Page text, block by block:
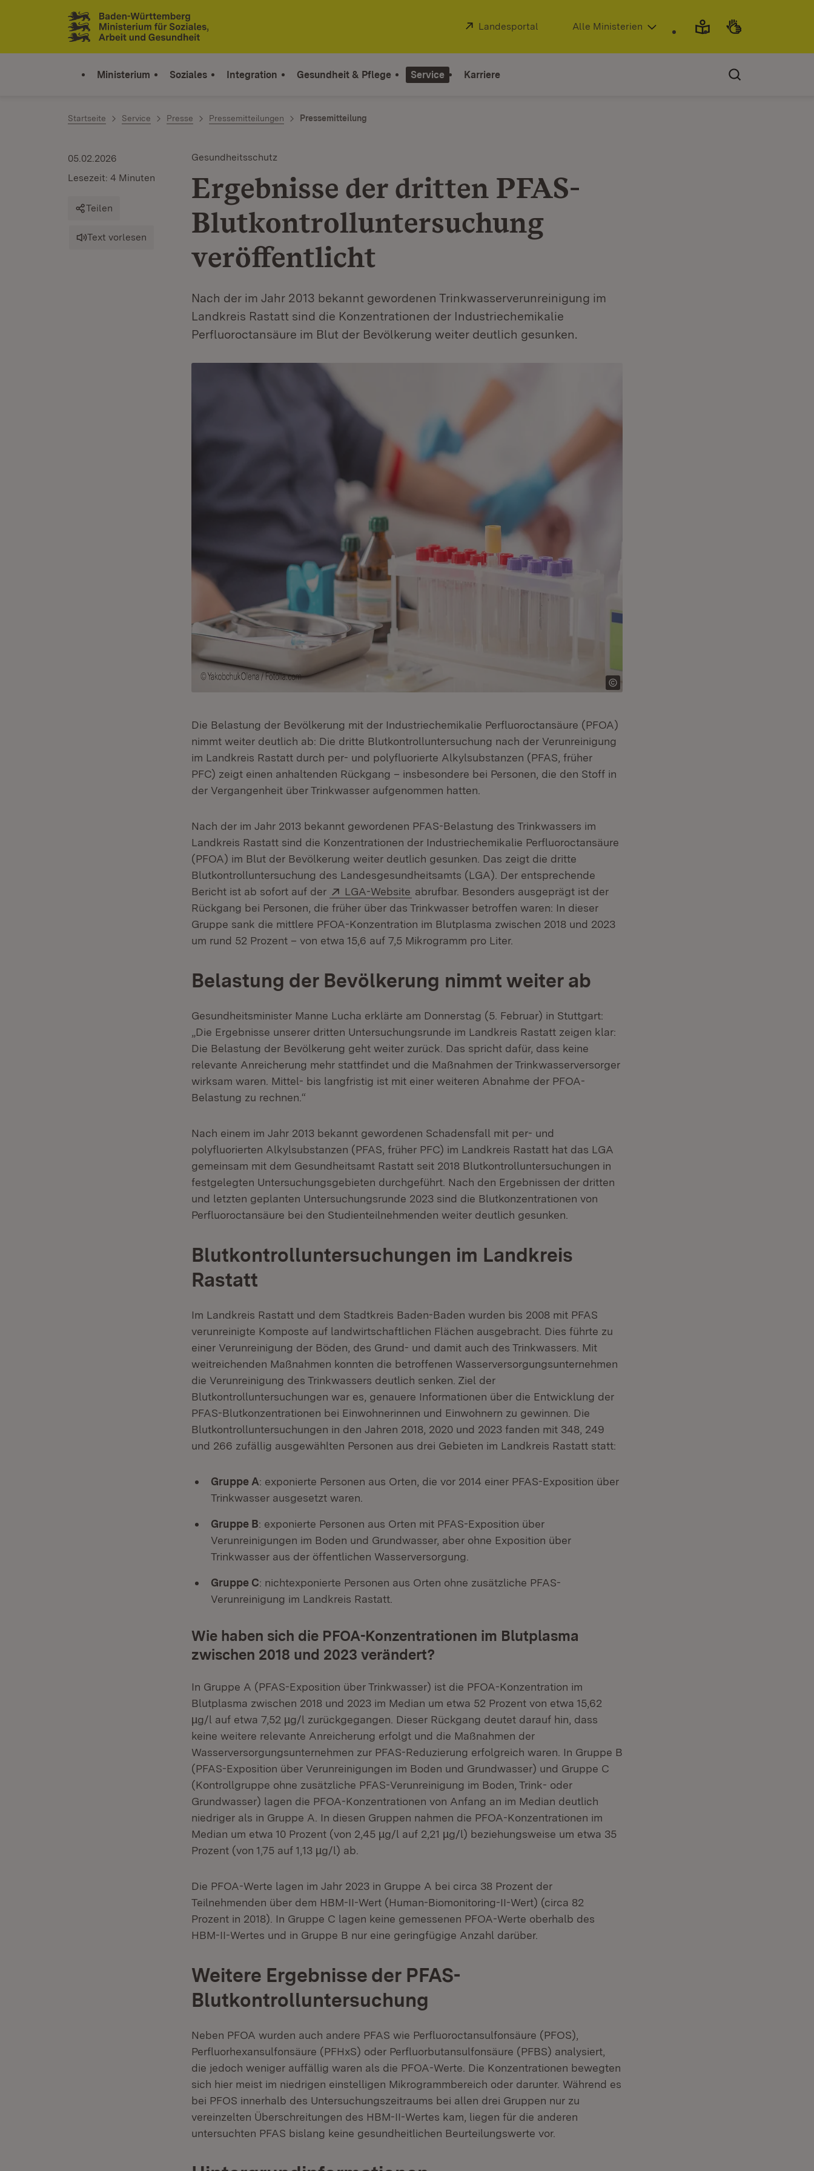
Zum Inhalt springen
Link zur Startseite
Extern:
Landesportal (Öffnet in neuem Fenster)
Alle Ministerien
Ministerium Soziales Integration Gesundheit & Pflege Service Karriere
Startseite Service Presse Pressemitteilungen Pressemitteilung
Gesundheitsschutz
Ergebnisse der dritten PFAS-
Blutkontrolluntersuchung
veröffentlicht
Nach der im Jahr 2013 bekannt gewordenen Trinkwasserverunreinigung im
Landkreis Rastatt sind die Konzentrationen der Industriechemikalie
Perfluoroctansäure im Blut der Bevölkerung weiter deutlich gesunken.
05.02.2026
Lesezeit: 4 Minuten
Teilen
Text vorlesen
Die Belastung der Bevölkerung mit der Industriechemikalie Perfluoroctansäure (PFOA)
nimmt weiter deutlich ab: Die dritte Blutkontrolluntersuchung nach der Verunreinigung
im Landkreis Rastatt durch per- und polyfluorierte Alkylsubstanzen (PFAS, früher
PFC) zeigt einen anhaltenden Rückgang – insbesondere bei Personen, die den Stoff in
der Vergangenheit über Trinkwasser aufgenommen hatten.
Nach der im Jahr 2013 bekannt gewordenen PFAS-Belastung des Trinkwassers im
Landkreis Rastatt sind die Konzentrationen der Industriechemikalie Perfluoroctansäure
(PFOA) im Blut der Bevölkerung weiter deutlich gesunken. Das zeigt die dritte
Blutkontrolluntersuchung des Landesgesundheitsamts (LGA). Der entsprechende
Bericht ist ab sofort auf der
Extern:
LGA-Website (Öffnet in neuem Fenster)
abrufbar. Besonders ausgeprägt ist der
Rückgang bei Personen, die früher über das Trinkwasser betroffen waren: In dieser
Gruppe sank die mittlere PFOA-Konzentration im Blutplasma zwischen 2018 und 2023
um rund 52 Prozent – von etwa 15,6 auf 7,5 Mikrogramm pro Liter.
Belastung der Bevölkerung nimmt weiter ab
Gesundheitsminister Manne Lucha erklärte am Donnerstag (5. Februar) in Stuttgart:
„Die Ergebnisse unserer dritten Untersuchungsrunde im Landkreis Rastatt zeigen klar:
Die Belastung der Bevölkerung geht weiter zurück. Das spricht dafür, dass keine
relevante Anreicherung mehr stattfindet und die Maßnahmen der Trinkwasserversorger
wirksam waren. Mittel- bis langfristig ist mit einer weiteren Abnahme der PFOA-
Belastung zu rechnen.“
Nach einem im Jahr 2013 bekannt gewordenen Schadensfall mit per- und
polyfluorierten Alkylsubstanzen (PFAS, früher PFC) im Landkreis Rastatt hat das LGA
gemeinsam mit dem Gesundheitsamt Rastatt seit 2018 Blutkontrolluntersuchungen in
festgelegten Untersuchungsgebieten durchgeführt. Nach den Ergebnissen der dritten
und letzten geplanten Untersuchungsrunde 2023 sind die Blutkonzentrationen von
Perfluoroctansäure bei den Studienteilnehmenden weiter deutlich gesunken.
Blutkontrolluntersuchungen im Landkreis
Rastatt
Im Landkreis Rastatt und dem Stadtkreis Baden-Baden wurden bis 2008 mit PFAS
verunreinigte Komposte auf landwirtschaftlichen Flächen ausgebracht. Dies führte zu
einer Verunreinigung der Böden, des Grund- und damit auch des Trinkwassers. Mit
weitreichenden Maßnahmen konnten die betroffenen Wasserversorgungsunternehmen
die Verunreinigung des Trinkwassers deutlich senken. Ziel der
Blutkontrolluntersuchungen war es, genauere Informationen über die Entwicklung der
PFAS-Blutkonzentrationen bei Einwohnerinnen und Einwohnern zu gewinnen. Die
Blutkontrolluntersuchungen in den Jahren 2018, 2020 und 2023 fanden mit 348, 249
und 266 zufällig ausgewählten Personen aus drei Gebieten im Landkreis Rastatt statt:
Gruppe A: exponierte Personen aus Orten, die vor 2014 einer PFAS-Exposition über
Trinkwasser ausgesetzt waren.
Gruppe B: exponierte Personen aus Orten mit PFAS-Exposition über
Verunreinigungen im Boden und Grundwasser, aber ohne Exposition über
Trinkwasser aus der öffentlichen Wasserversorgung.
Gruppe C: nichtexponierte Personen aus Orten ohne zusätzliche PFAS-
Verunreinigung im Landkreis Rastatt.
Wie haben sich die PFOA-Konzentrationen im Blutplasma
zwischen 2018 und 2023 verändert?
In Gruppe A (PFAS-Exposition über Trinkwasser) ist die PFOA-Konzentration im
Blutplasma zwischen 2018 und 2023 im Median um etwa 52 Prozent von etwa 15,62
µg/l auf etwa 7,52 µg/l zurückgegangen. Dieser Rückgang deutet darauf hin, dass
keine weitere relevante Anreicherung erfolgt und die Maßnahmen der
Wasserversorgungsunternehmen zur PFAS-Reduzierung erfolgreich waren. In Gruppe B
(PFAS-Exposition über Verunreinigungen im Boden und Grundwasser) und Gruppe C
(Kontrollgruppe ohne zusätzliche PFAS-Verunreinigung im Boden, Trink- oder
Grundwasser) lagen die PFOA-Konzentrationen von Anfang an im Median deutlich
niedriger als in Gruppe A. In diesen Gruppen nahmen die PFOA-Konzentrationen im
Median um etwa 10 Prozent (von 2,45 µg/l auf 2,21 µg/l) beziehungsweise um etwa 35
Prozent (von 1,75 auf 1,13 µg/l) ab.
Die PFOA-Werte lagen im Jahr 2023 in Gruppe A bei circa 38 Prozent der
Teilnehmenden über dem HBM-II-Wert (Human-Biomonitoring-II-Wert) (circa 82
Prozent in 2018). In Gruppe C lagen keine gemessenen PFOA-Werte oberhalb des
HBM-II-Wertes und in Gruppe B nur eine geringfügige Anzahl darüber.
Weitere Ergebnisse der PFAS-
Blutkontrolluntersuchung
Neben PFOA wurden auch andere PFAS wie Perfluoroctansulfonsäure (PFOS),
Perfluorhexansulfonsäure (PFHxS) oder Perfluorbutansulfonsäure (PFBS) analysiert,
die jedoch weniger auffällig waren als die PFOA-Werte. Die Konzentrationen bewegten
sich hier meist im niedrigen einstelligen Mikrogrammbereich oder darunter. Während es
bei PFOS innerhalb des Untersuchungszeitraums bei allen drei Gruppen nur zu
vereinzelten Überschreitungen des HBM-II-Wertes kam, liegen für die anderen
untersuchten PFAS bislang keine gesundheitlichen Beurteilungswerte vor.